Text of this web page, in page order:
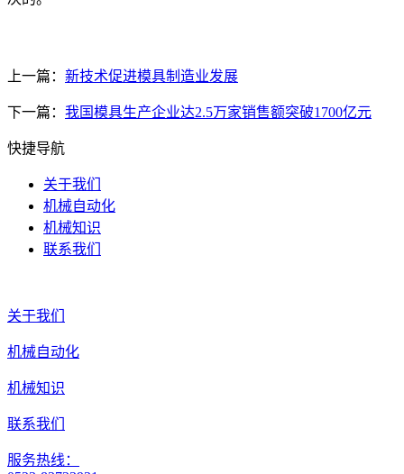
上一篇： 新技术促进模具制造业发展
下一篇： 我国模具生产企业达2.5万家销售额突破1700亿元
快捷导航
关于我们
机械自动化
机械知识
联系我们
关于我们
机械自动化
机械知识
联系我们
服务热线：